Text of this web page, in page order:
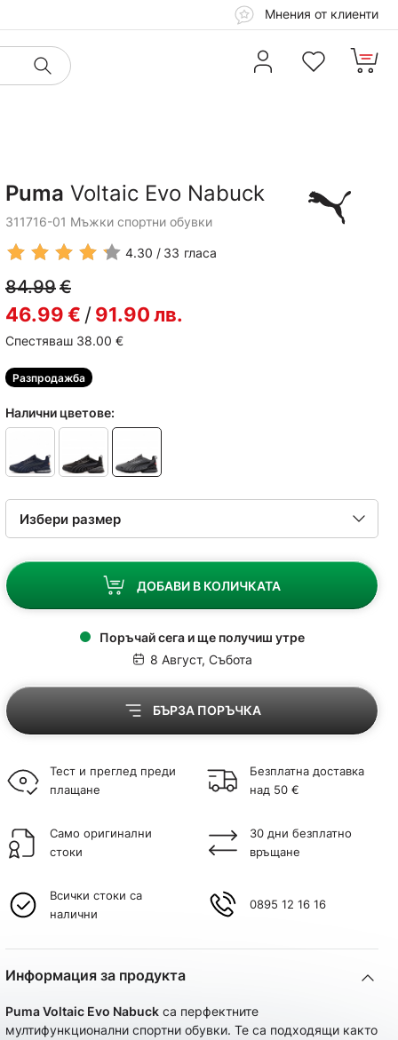
Мнения от клиенти
Puma Voltaic Evo Nabuck
311716-01 Мъжки спортни обувки
4.30 33 гласа
84.99€
46.99€ /91.90лв.
Спестяваш 38.00 €
Разпродажба
Налични цветове:
ДОБАВИ В КОЛИЧКАТА
Поръчай сега и ще получиш утре
8 Август, Събота
БЪРЗА ПОРЪЧКА
Тест и преглед преди
плащане
Безплатна доставка
над 50 €
Само оригинални
стоки
30 дни безплатно
връщане
Всички стоки са
налични
0895 12 16 16
Информация за продукта
Puma Voltaic Evo Nabuck са перфектните
мултифункционални спортни обувки. Те са подходящи както